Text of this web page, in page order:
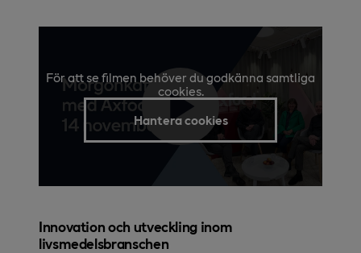
För att se filmen behöver du godkänna samtliga
cookies.
Hantera cookies
Innovation och utveckling inom
livsmedelsbranschen